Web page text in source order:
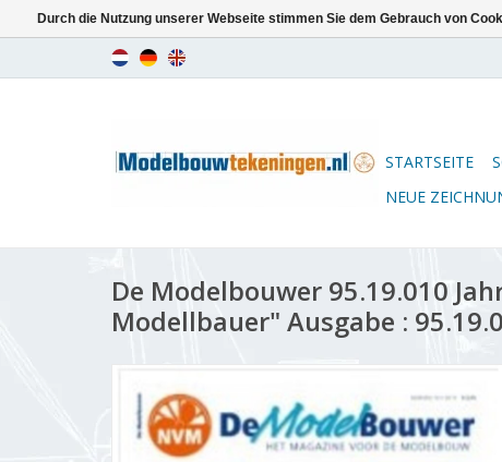
STARTSEITE
NEUE
De Modelbouwer 95.19.010
Modellbauer" Ausgabe :
Durch die Nutzung unserer Webseite stimmen Sie dem Gebrauch von